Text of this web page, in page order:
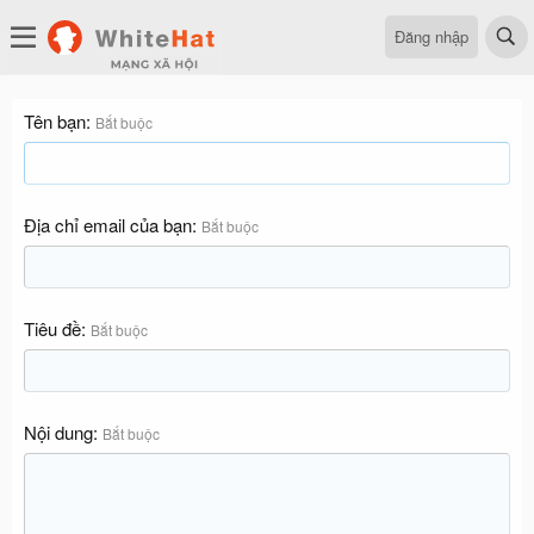
Đăng nhập
Tên bạn Bắt buộc
Địa chỉ email của bạn Bắt buộc
Tiêu đề Bắt buộc
Nội dung Bắt buộc